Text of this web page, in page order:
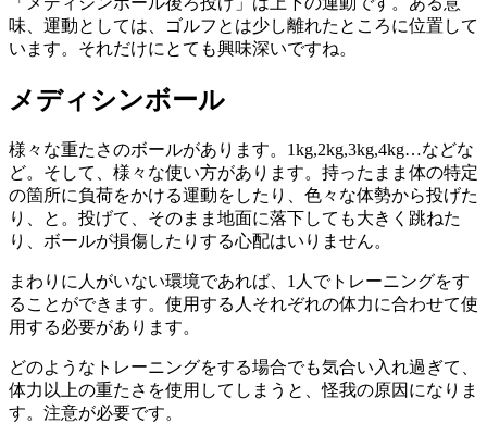
味、運動としては、ゴルフとは少し離れたところに位置して
います。それだけにとても興味深いですね。
メディシンボール
様々な重たさのボールがあります。1kg,2kg,3kg,4kg…などな
ど。そして、様々な使い方があります。持ったまま体の特定
の箇所に負荷をかける運動をしたり、色々な体勢から投げた
り、と。投げて、そのまま地面に落下しても大きく跳ねた
り、ボールが損傷したりする心配はいりません。
まわりに人がいない環境であれば、1人でトレーニングをす
ることができます。使用する人それぞれの体力に合わせて使
用する必要があります。
どのようなトレーニングをする場合でも気合い入れ過ぎて、
体力以上の重たさを使用してしまうと、怪我の原因になりま
す。注意が必要です。